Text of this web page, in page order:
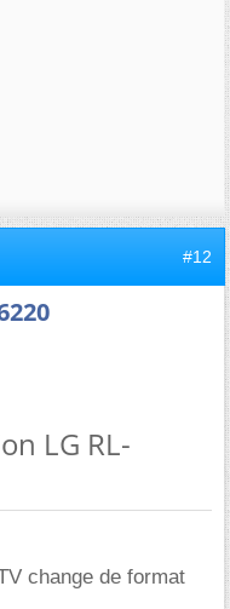
#12
LG RL-
change de format